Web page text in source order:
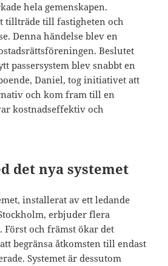
hela gemenskapen.
tillträde till fastigheten och
Denna händelse blev en
Beslutet
passersystem blev snabbt en
Daniel, tog initiativet att
och kom fram till en
kostnadseffektiv och
det nya systemet
installerat av ett ledande
erbjuder flera
Först och främst ökar det
begränsa åtkomsten till endast
Systemet är dessutom